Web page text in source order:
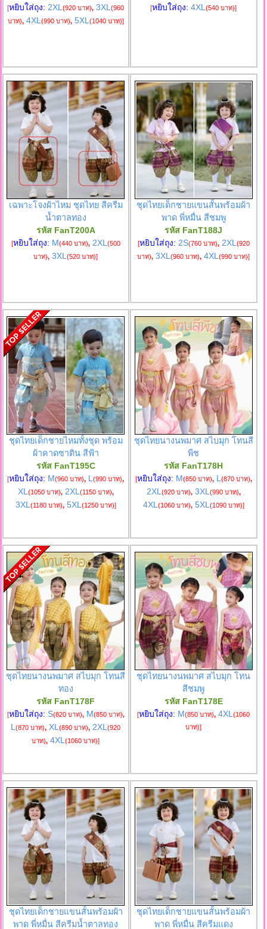
[หยิบใส่ถุง: 2XL(920 บาท), 3XL(960
บาท), 4XL (990 บาท), 5XL (1040 บาท)]
[หยิบใส่ถุง:4XL(540 บาท)]
เฉพาะโจงผ้าไหม ชุดไทย สีครีม
น้ำตาลทอง
รหัส FanT200A
[หยิบใส่ถุง: M(440 บาท), 2XL (500
บาท), 3XL(520 บาท)]
ชุดไทยเด็กชายแขนสั้นพร้อมผ้า
พาด พี่หมื่น สีชมพู
รหัส FanT188J
[หยิบใส่ถุง: 2S(760 บาท), 2XL (920
บาท), 3XL(960 บาท), 4XL(990 บาท)]
ชุดไทยเด็กชายไหมทั้งชุด พร้อม
ผ้าคาดซาติน สีฟ้า
รหัส FanT195C
[หยิบใส่ถุง: M(960 บาท), L(990 บาท),
XL (1050 บาท), 2XL (1150 บาท),
3XL (1180 บาท), 5XL (1250 บาท)]
ชุดไทยนางนพมาศ สไบมุก โทนสี
พีช
รหัส FanT178H
[หยิบใส่ถุง: M(850 บาท), L (870 บาท),
2XL (920 บาท), 3XL (990 บาท),
4XL (1060 บาท), 5XL (1090 บาท)]
ชุดไทยนางนพมาศ สไบมุก โทนสี
ทอง
รหัส FanT178F
[หยิบใส่ถุง: S(820 บาท), M(850 บาท),
L(870 บาท), XL(890 บาท), 2XL(920
บาท), 4XL(1060 บาท)]
ชุดไทยนางนพมาศ สไบมุก โทน
สีชมพู
รหัส FanT178E
[หยิบใส่ถุง: M(850 บาท), 4XL(1060
บาท)]
ชุดไทยเด็กชายแขนสั้นพร้อมผ้า
พาด พี่หมื่น สีครีมน้ำตาลทอง
ชุดไทยเด็กชายแขนสั้นพร้อมผ้า
พาด พี่หมื่น สีครีมแดง